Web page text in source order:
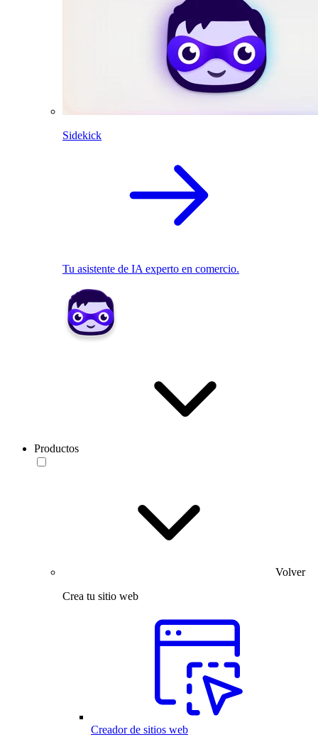
Sidekick
Tu asistente de IA experto en comercio.
Productos
Volver
Crea tu sitio web
Creador de sitios web